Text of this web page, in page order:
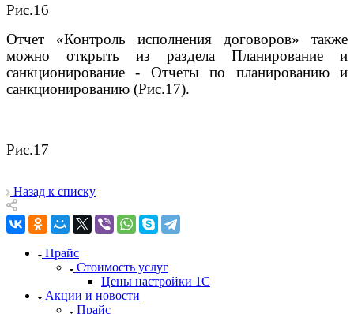
Рис.16
Отчет «Контроль исполнения договоров» также
можно открыть из раздела Планирование и
санкционирование - Отчеты по планированию и
санкционированию (Рис.17).
Рис.17
Назад к списку
Прайс
Стоимость услуг
Цены настройки 1С
Акции и новости
Прайс